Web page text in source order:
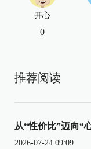
开心
0
推荐阅读
从“性价比”迈向“
2026-07-24 09:09